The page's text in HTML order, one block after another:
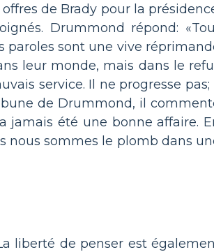
de Brady pour la
Drummond répond:
paroles sont une vive
leur monde, mais dans le
service. Il ne progresse pas;
de Drummond, il
jamais été une bonne affaire.
nous sommes le plomb dans
liberté de penser est